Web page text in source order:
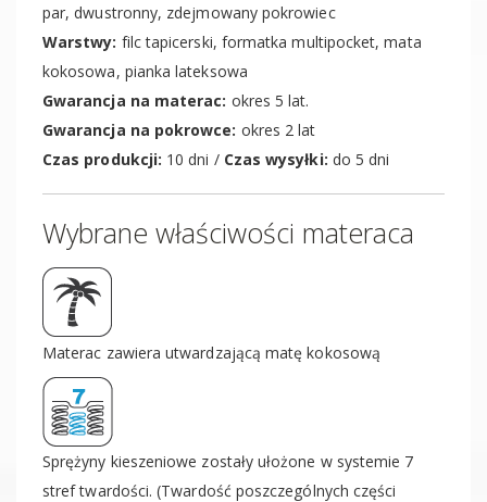
par, dwustronny, zdejmowany pokrowiec
Warstwy: filc tapicerski, formatka multipocket, mata
kokosowa, pianka lateksowa
Gwarancja na materac: okres 5 lat.
Gwarancja na pokrowce: okres 2 lat
Czas produkcji: 10 dni / Czas wysyłki: do 5 dni
Wybrane właściwości materaca
Materac zawiera utwardzającą matę kokosową
Sprężyny kieszeniowe zostały ułożone w systemie 7
stref twardości. (Twardość poszczególnych części